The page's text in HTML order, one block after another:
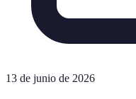
13 de junio de 2026